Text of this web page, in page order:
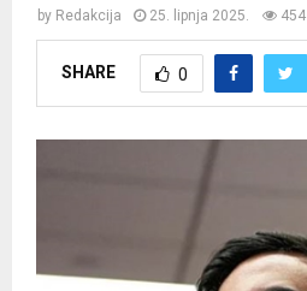
by Redakcija 25. lipnja 2025. 454
SHARE 0